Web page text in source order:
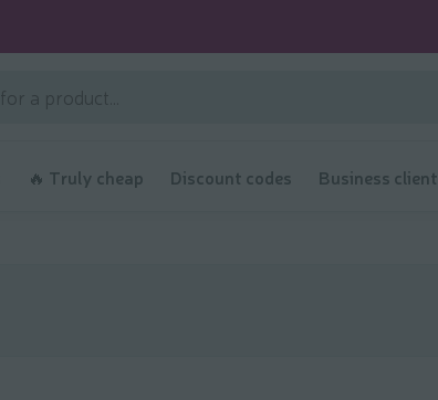
🔥 Truly cheap Discount codes Business client